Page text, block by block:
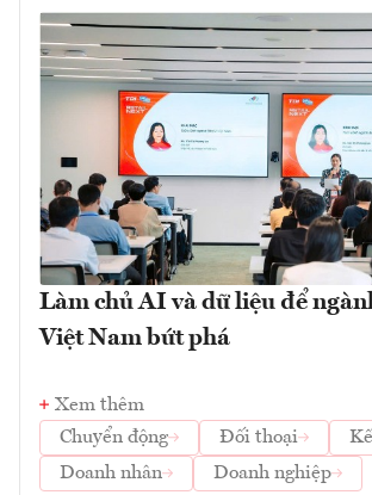
Làm chủ AI và dữ liệu để
Việt Nam bứt phá
Xem thêm
Chuyển động
Đối thoại
Doanh nhân
Doanh nghiệp